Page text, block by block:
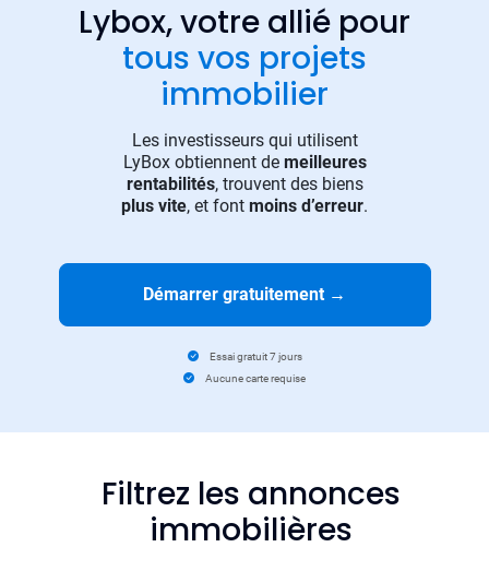
Lybox, votre allié pour
tous vos projets
immobilier
Les investisseurs qui utilisent
LyBox obtiennent de meilleures
rentabilités, trouvent des biens
plus vite, et font moins d’erreur.
Démarrer gratuitement →
Essai gratuit 7 jours
Aucune carte requise
Filtrez les annonces
immobilières